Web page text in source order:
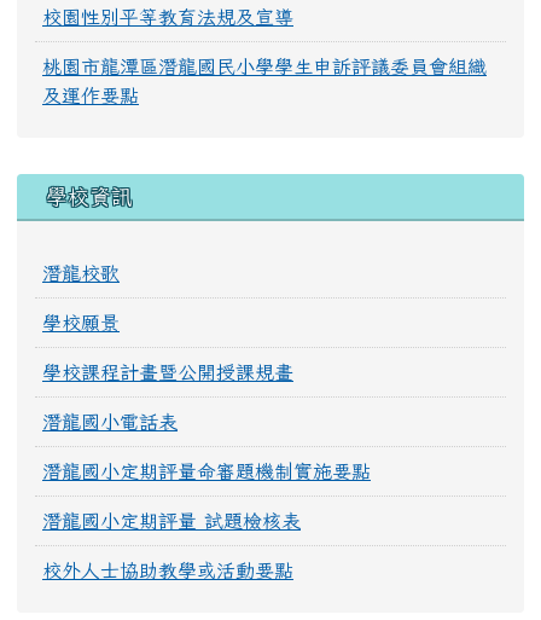
校園性別平等教育法規及宣導
桃園市龍潭區潛龍國民小學學生申訴評議委員會組織
及運作要點
學校資訊
潛龍校歌
學校願景
學校課程計畫暨公開授課規畫
潛龍國小電話表
潛龍國小定期評量命審題機制實施要點
潛龍國小定期評量 試題檢核表
校外人士協助教學或活動要點